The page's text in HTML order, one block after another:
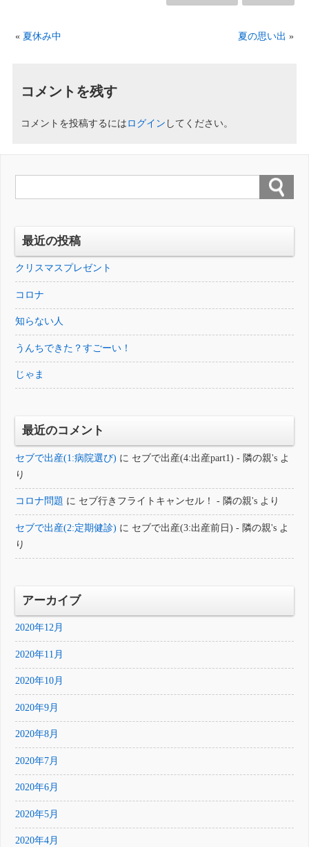
« 夏休み中 夏の思い出 »
コメントを残す
コメントを投稿するには ログイン してください。
最近の投稿
クリスマスプレゼント
コロナ
知らない人
うんちできた？すごーい！
じゃま
最近のコメント
セブで出産(1:病院選び) に セブで出産(4:出産part1) - 隣の親's よ
り
コロナ問題 に セブ行きフライトキャンセル！ - 隣の親's より
セブで出産(2:定期健診) に セブで出産(3:出産前日) - 隣の親's よ
り
アーカイブ
2020年12月
2020年11月
2020年10月
2020年9月
2020年8月
2020年7月
2020年6月
2020年5月
2020年4月